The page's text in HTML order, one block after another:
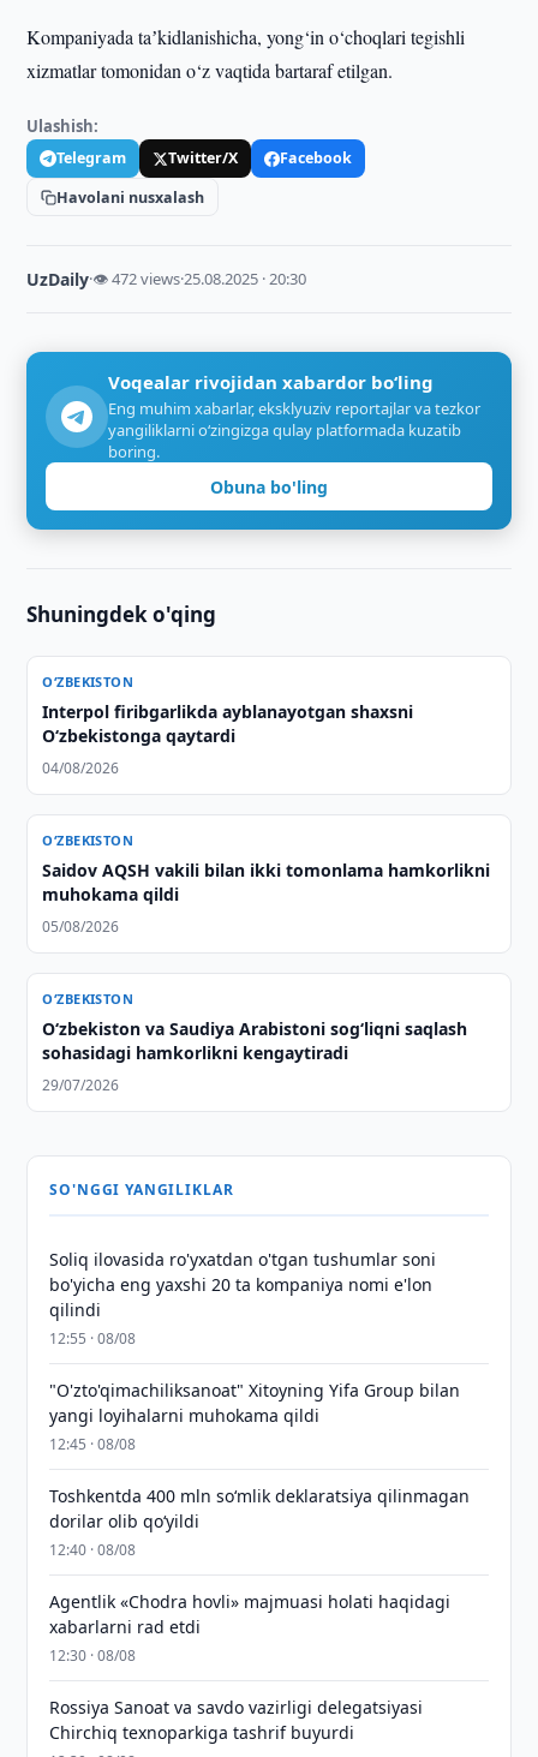
Kompaniyada taʼkidlanishicha, yong‘in o‘choqlari tegishli
xizmatlar tomonidan o‘z vaqtida bartaraf etilgan.
Ulashish:
Telegram Twitter/X
Facebook
Havolani nusxalash
UzDaily·👁 472 views·25.08.2025 · 20:30
Voqealar rivojidan xabardor bo‘ling
Eng muhim xabarlar, eksklyuziv reportajlar va tezkor
yangiliklarni o‘zingizga qulay platformada kuzatib
boring.
Obuna bo'ling
Shuningdek o'qing
O‘ZBEKISTON
Interpol firibgarlikda ayblanayotgan shaxsni
O‘zbekistonga qaytardi
04/08/2026
O‘ZBEKISTON
Saidov AQSH vakili bilan ikki tomonlama hamkorlikni
muhokama qildi
05/08/2026
O‘ZBEKISTON
Oʻzbekiston va Saudiya Arabistoni sogʻliqni saqlash
sohasidagi hamkorlikni kengaytiradi
29/07/2026
SO'NGGI YANGILIKLAR
Soliq ilovasida ro'yxatdan o'tgan tushumlar soni
bo'yicha eng yaxshi 20 ta kompaniya nomi e'lon
qilindi
12:55 · 08/08
"O'zto'qimachiliksanoat" Xitoyning Yifa Group bilan
yangi loyihalarni muhokama qildi
12:45 · 08/08
Toshkentda 400 mln so‘mlik deklaratsiya qilinmagan
dorilar olib qo‘yildi
12:40 · 08/08
Agentlik «Chodra hovli» majmuasi holati haqidagi
xabarlarni rad etdi
12:30 · 08/08
Rossiya Sanoat va savdo vazirligi delegatsiyasi
Chirchiq texnoparkiga tashrif buyurdi